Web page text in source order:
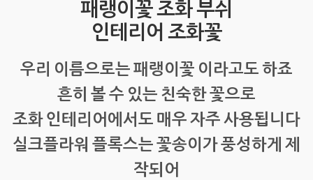
패랭이꽃 조화 부쉬
인테리어 조화꽃
우리 이름으로는 패랭이꽃 이라고도 하죠
흔히 볼 수 있는 친숙한 꽃으로
조화 인테리어에서도 매우 자주 사용됩니다
실크플라워 플록스는 꽃송이가 풍성하게 제
작되어